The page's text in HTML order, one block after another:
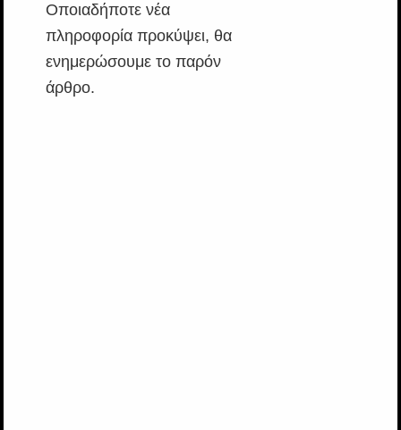
Οποιαδήποτε νέα
πληροφορία προκύψει, θα
ενημερώσουμε το παρόν
άρθρο.